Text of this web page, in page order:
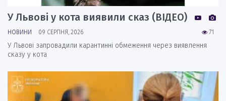
У Львові у кота виявили сказ (ВІДЕО)
71
НОВИНИ 09 СЕРПНЯ, 2026
У Львові запровадили карантинні обмеження через виявлення
сказу у кота